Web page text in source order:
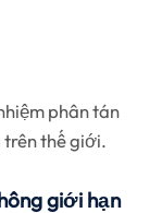
phân tán
trên thế giới.
giới hạn